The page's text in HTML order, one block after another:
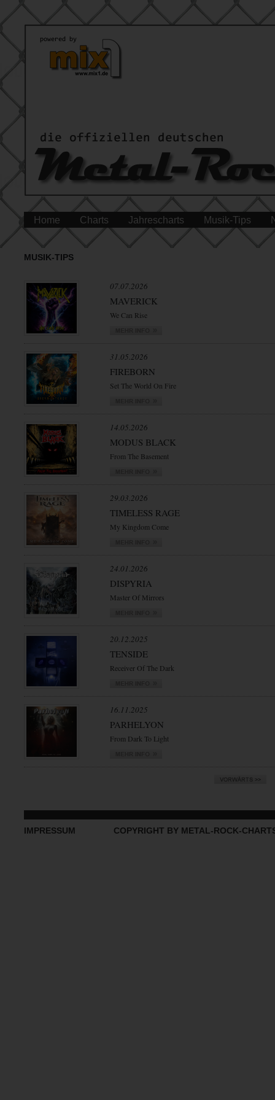
Home Charts Jahrescharts Musik-Tips
MUSIK-TIPS
07.07.2026
MAVERICK
We Can Rise
31.05.2026
FIREBORN
Set The World On Fire
14.05.2026
MODUS BLACK
From The Basement
29.03.2026
TIMELESS RAGE
My Kingdom Come
24.01.2026
DISPYRIA
Master Of Mirrors
20.12.2025
TENSIDE
Receiver Of The Dark
16.11.2025
PARHELYON
From Dark To Light
IMPRESSUM COPYRIGHT BY METAL-ROCK-